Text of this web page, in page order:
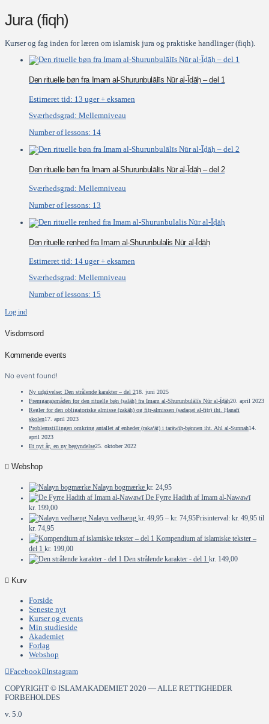
Jura (fiqh)
Kurser og fag inden for læren om islamisk jura og praktiske handlinger (fiqh).
Den rituelle bøn fra Imam al-Shurunbulālīs Nūr al-Īḍāḥ – del 1
Estimeret tid: 13 uger + eksamen
Sværhedsgrad: Mellemniveau
Number of lessons: 14
Den rituelle bøn fra Imam al-Shurunbulālīs Nūr al-Īḍāḥ – del 2
Sværhedsgrad: Mellemniveau
Number of lessons: 13
Den rituelle renhed fra Imam al-Shurunbulalis Nūr al-Īḍāḥ
Estimeret tid: 14 uger + eksamen
Sværhedsgrad: Mellemniveau
Number of lessons: 15
Log ind
Visdomsord
Kommende events
No event found!
Ny udgivelse: Den strålende karakter – del 218. juni 2025
Fremgangsmåden for den rituelle bøn (ṣalāh) fra Imam al-Shurunbulālīs Nūr al-Īḍāḥ20. april 2023
Regler for den obligatoriske almisse (zakāh) og fiṭr-almissen (ṣadaqat al-fiṭr) iht. Ḥanafī
skolen17. april 2023
Problemstillingen omkring antallet af enheder (raka‘āt) i tarāwīḥ-bønnen iht. Ahl al-Sunnah14.
april 2023
Et nyt år, en ny begyndelse25. oktober 2022
Webshop
Nalayn bogmærke kr. 24,95
De Fyrre Hadith af Imam al-Nawawī
kr. 199,00
Nalayn vedhæng kr. 49,95 – kr. 74,95Prisinterval: kr. 49,95 til
kr. 74,95
Kompendium af islamiske tekster –
del 1
kr. 199,00
Den strålende karakter - del 1
kr. 149,00
Kurv
Forside
Seneste nyt
Kurser og events
Min studieside
Akademiet
Forlag
Webshop
Facebook Instagram
COPYRIGHT © ISLAMAKADEMIET 2020 — ALLE RETTIGHEDER
FORBEHOLDES
v. 5.0